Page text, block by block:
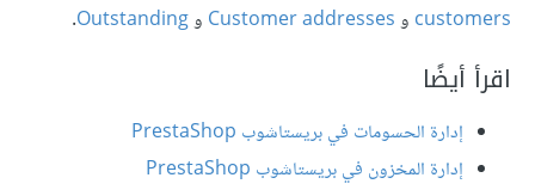
customers وCustomer addresses وOutstanding
.
اقرأ أيضًا
إدارة الحسومات في بريستاشوب PrestaShop
إدارة المخزون في بريستاشوب PrestaShop